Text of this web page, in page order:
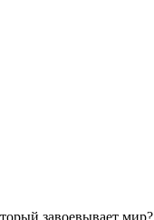
завоевывает мир?